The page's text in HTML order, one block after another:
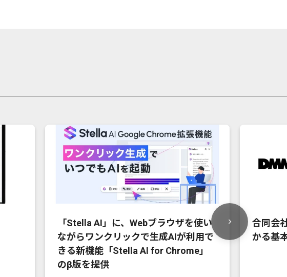
「Stella AI」に、Webブラウザを使い
ながらワンクリックで生成AIが利用で
きる新機能「Stella AI for Chrome」
のβ版を提供
合同会
かる基